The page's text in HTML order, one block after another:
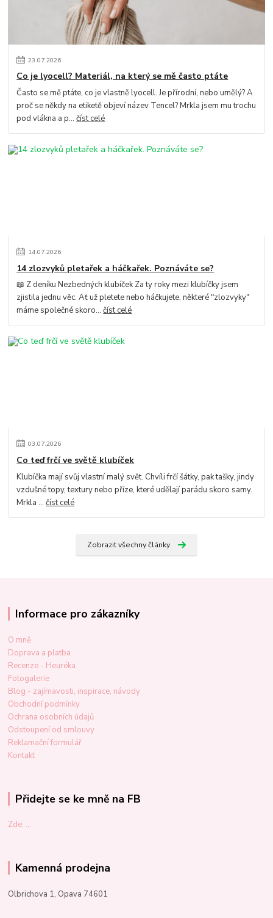
23.07.2026
Co je lyocell? Materiál, na který se mě často ptáte
Často se mě ptáte, co je vlastně lyocell. Je přírodní, nebo umělý? A
proč se někdy na etiketě objeví název Tencel? Mrkla jsem mu trochu
pod vlákna a p...číst celé
14.07.2026
14 zlozvyků pletařek a háčkařek. Poznáváte se?
📖 Z deníku Nezbedných klubíček Za ty roky mezi klubíčky jsem
zjistila jednu věc. Ať už pletete nebo háčkujete, některé "zlozvyky"
máme společné skoro...číst celé
03.07.2026
Co teď frčí ve světě klubíček
Klubíčka mají svůj vlastní malý svět. Chvíli frčí šátky, pak tašky, jindy
vzdušné topy, textury nebo příze, které udělají parádu skoro samy.
Mrkla ...číst celé
Zobrazit všechny články
Informace pro zákazníky
O mně
Doprava a platba
Recenze - Heuréka
Fotogalerie
Blog - zajímavosti, inspirace, návody
Obchodní podmínky
Ochrana osobních údajů
Odstoupení od smlouvy
Reklamační formulář
Kontakt
Přidejte se ke mně na FB
Zde: ...
Kamenná prodejna
Olbrichova 1, Opava 74601